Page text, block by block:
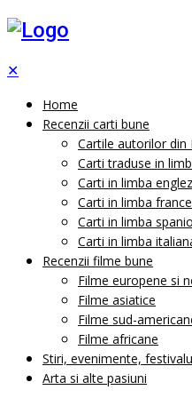
✕
Home
Recenzii carti bune
Cartile autorilor din
Carti traduse in
Carti in limba
Carti in limba
Carti in limba
Carti in limba
Recenzii filme bune
Filme europene si
Filme asiatice
Filme sud-
Filme africane
Stiri, evenimente,
Arta si alte pasiuni